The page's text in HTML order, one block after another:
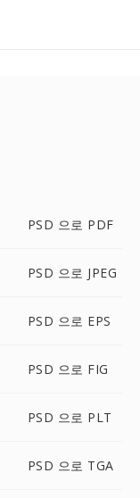
PSD 으로 PDF
PSD 으로 JPEG
PSD 으로 EPS
PSD 으로 FIG
PSD 으로 PLT
PSD 으로 TGA